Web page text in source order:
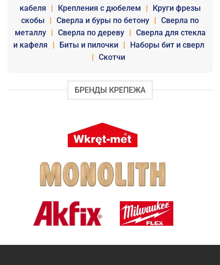
кабеля
| Крепления с дюбелем |
Круги фрезы
скобы
| Сверла и буры по бетону | Сверла по
металлу
| Сверла по дереву | Сверла для стекла
и кафеля
| Биты и пилочки |
Наборы бит и сверл
| Скотчи
БРЕНДЫ КРЕПЕЖА